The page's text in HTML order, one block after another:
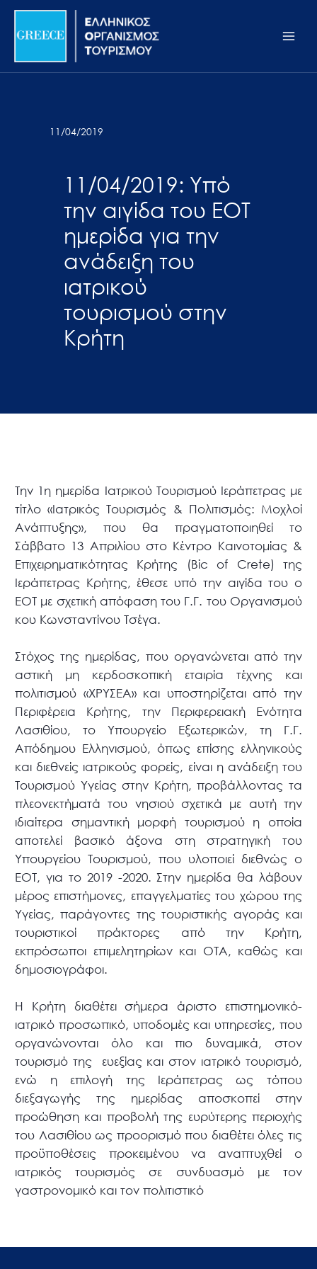
Σημείωση:
ιστότοπος
προσβασιμότητας.
Μετάβαση
περιεχόμενο
11/04/2019
11/04/2019: Υπό
την αιγίδα του ΕΟΤ
ημερίδα για την
ανάδειξη του
ιατρικού
τουρισμού στην
Κρήτη
Την 1η ημερίδα Ιατρικού Τουρισμού Ιεράπετρας με
τίτλο «Ιατρικός Τουρισμός & Πολιτισμός: Μοχλοί
Ανάπτυξης», που θα πραγματοποιηθεί το
Σάββατο 13 Απριλίου στο Κέντρο Καινοτομίας &
Επιχειρηματικότητας Κρήτης (Bic of Crete) της
Ιεράπετρας Κρήτης, έθεσε υπό την αιγίδα του ο
ΕΟΤ με σχετική απόφαση του Γ.Γ. του Οργανισμού
κου Κωνσταντίνου Τσέγα.
Στόχος της ημερίδας, που οργανώνεται από την
αστική μη κερδοσκοπική εταιρία τέχνης και
πολιτισμού «ΧΡΥΣΕΑ» και υποστηρίζεται από την
Περιφέρεια Κρήτης, την Περιφερειακή Ενότητα
Λασιθίου, το Υπουργείο Εξωτερικών, τη Γ.Γ.
Απόδημου Ελληνισμού, όπως επίσης ελληνικούς
και διεθνείς ιατρικούς φορείς, είναι η ανάδειξη του
Τουρισμού Υγείας στην Κρήτη, προβάλλοντας τα
πλεονεκτήματά του νησιού σχετικά με αυτή την
ιδιαίτερα σημαντική μορφή τουρισμού η οποία
αποτελεί βασικό άξονα στη στρατηγική του
Υπουργείου Τουρισμού, που υλοποιεί διεθνώς ο
ΕΟΤ, για το 2019 -2020. Στην ημερίδα θα λάβουν
μέρος επιστήμονες, επαγγελματίες του χώρου της
Υγείας, παράγοντες της τουριστικής αγοράς και
τουριστικοί πράκτορες από την Κρήτη,
εκπρόσωποι επιμελητηρίων και ΟΤΑ, καθώς και
δημοσιογράφοι.
Η Κρήτη διαθέτει σήμερα άριστο επιστημονικό-
ιατρικό προσωπικό, υποδομές και υπηρεσίες, που
οργανώνονται όλο και πιο δυναμικά, στον
τουρισμό της ευεξίας και στον ιατρικό τουρισμό,
ενώ η επιλογή της Ιεράπετρας ως τόπου
διεξαγωγής της ημερίδας αποσκοπεί στην
προώθηση και προβολή της ευρύτερης περιοχής
του Λασιθίου ως προορισμό που διαθέτει όλες τις
προϋποθέσεις προκειμένου να αναπτυχθεί ο
ιατρικός τουρισμός σε συνδυασμό με τον
γαστρονομικό και τον πολιτιστικό